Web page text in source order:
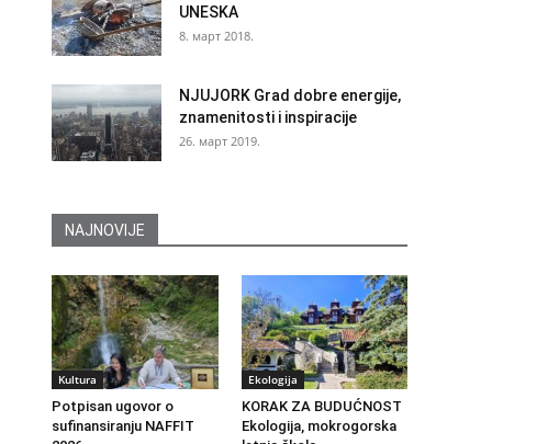
UNESKA
8. март 2018.
NJUJORK Grad dobre energije,
znamenitosti i inspiracije
26. март 2019.
NAJNOVIJE
Kultura
Potpisan ugovor o
sufinansiranju NAFFIT
Ekologija
KORAK ZA BUDUĆNOST
Ekologija, mokrogorska